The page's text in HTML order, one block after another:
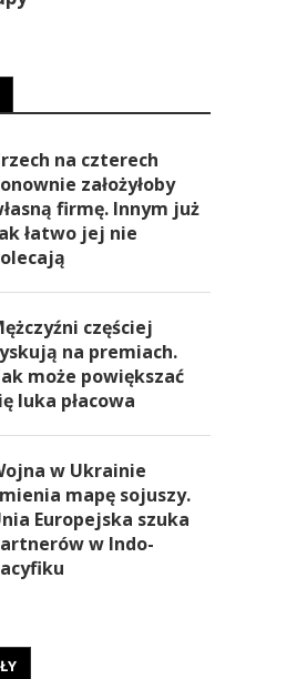
na czterech
założyłoby
firmę. Innym już
łatwo jej nie
częściej
na premiach.
może powiększać
luka płacowa
w Ukrainie
mapę sojuszy.
Europejska szuka
w Indo-